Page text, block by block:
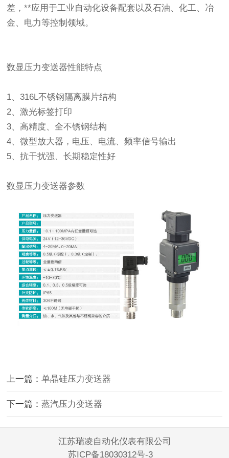
差，**应用于工业自动化设备配套以及石油、化工、冶
金、电力等控制领域。
数显压力变送器性能特点
1、316L不锈钢隔离膜片结构
2、激光标签打印
3、高精度、全不锈钢结构
4、微型放大器，电压、电流、频率信号输出
5、抗干扰强、长期稳定性好
数显压力变送器参数
上一篇：单晶硅压力变送器
下一篇：蒸汽压力变送器
江苏瑞凌自动化仪表有限公司
苏ICP备18030312号-3